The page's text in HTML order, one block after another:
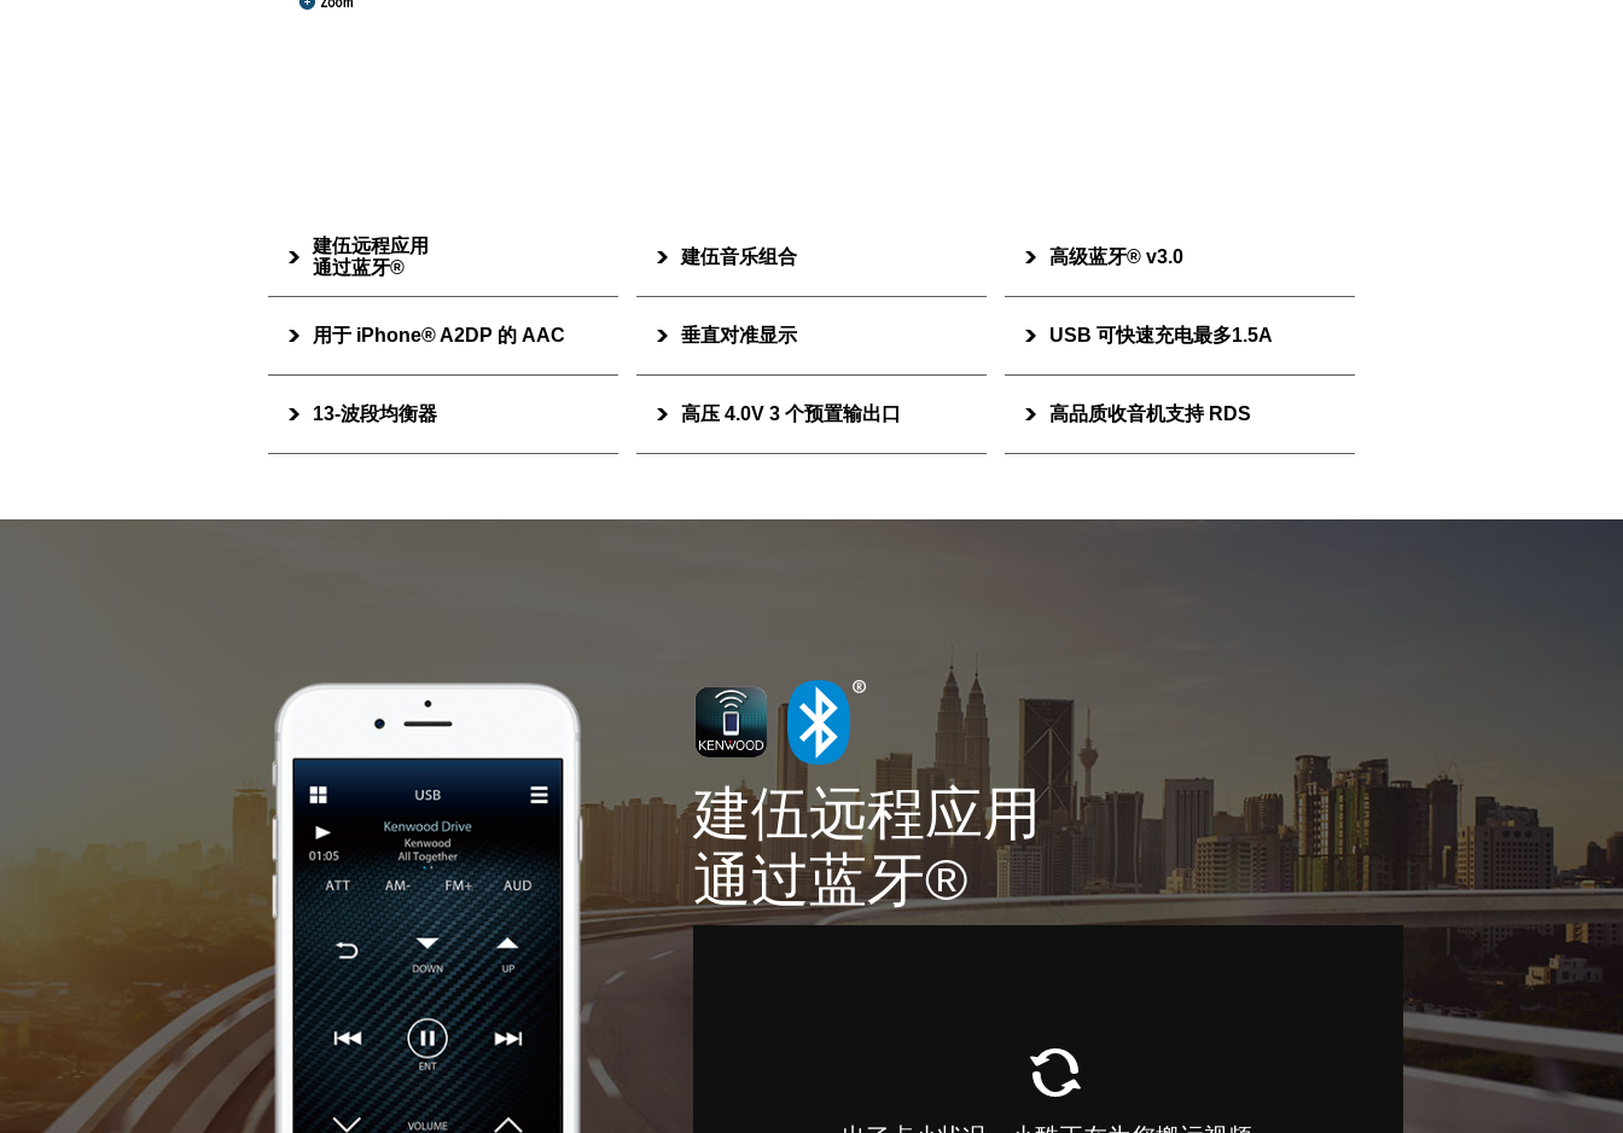
建伍远程应用
通过蓝牙®
建伍音乐组合 高级蓝牙® v3.0
用于 iPhone® A2DP 的 AAC 垂直对准显示 USB 可快速充电最多1.5A
13-波段均衡器 高压 4.0V 3 个预置输出口 高品质收音机支持 RDS
建伍远程应用
通过蓝牙®